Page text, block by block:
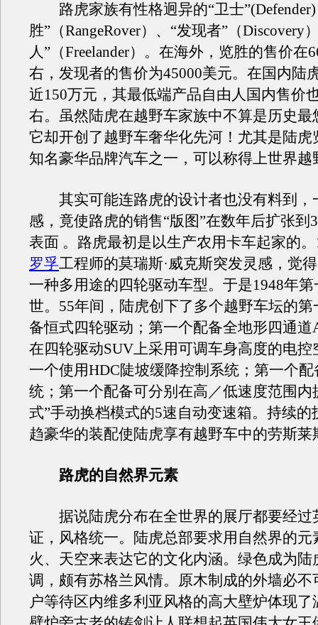
路虎家族有性格迥异的“卫士”(Defender)
胜”（RangeRover）、“发现者”（Discovery
人”（Freelander）。在海外，览胜的售价在
右，发现者的售价为45000美元。在国内陆
近150万元，其最低端产品自由人国内售价
右。虽然陆虎在越野车家族中不算是历史最
它却开创了越野车奢华化先河！尤其是陆虎
知名豪华品牌汽车之一，可以称得上世界越
其实可能连路虎的设计者也没有料到，
感，竟使路虎的销售“版图”在数年后扩张到
表面 。路虎最初是以生产农用卡车起家的
罗孚工程师的莫瑞斯·威克斯突发灵感，觉
一种多用途的四轮驱动车型。于是1948年
世。55年间，陆虎创下了多个越野车坛的
备恒式四轮驱动；第一个配备全地形四通道
在四轮驱动SUV上采用可调车身高度的电控
一个使用HDC陡坡缓降控制系统；第一个
统；第一个配备可分别在高／低速度范围内
式”手动换档模式的5速自动变速箱。持续的
趋豪华的装配使陆虎享有越野车中的劳斯莱
路虎的自然界元素
据说陆虎分布在全世界的展厅都要经过
证，风格统一。陆虎总部要求用自然界的元
火、天空来表达它的文化内涵。绿色成为陆
调，颇有苏格兰风情。原木制成的外墙必不
户等待区内维多利亚风格的高大壁炉体现了